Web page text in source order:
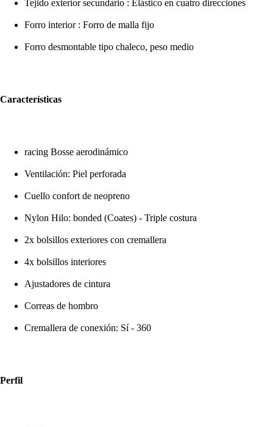
Tejido exterior secundario : Elástico en cuatro direcciones
Forro interior : Forro de malla fijo
Forro desmontable tipo chaleco, peso medio
Características
racing Bosse aerodinámico
Ventilación: Piel perforada
Cuello confort de neopreno
Nylon Hilo: bonded (Coates) - Triple costura
2x bolsillos exteriores con cremallera
4x bolsillos interiores
Ajustadores de cintura
Correas de hombro
Cremallera de conexión: Sí - 360
Perfil